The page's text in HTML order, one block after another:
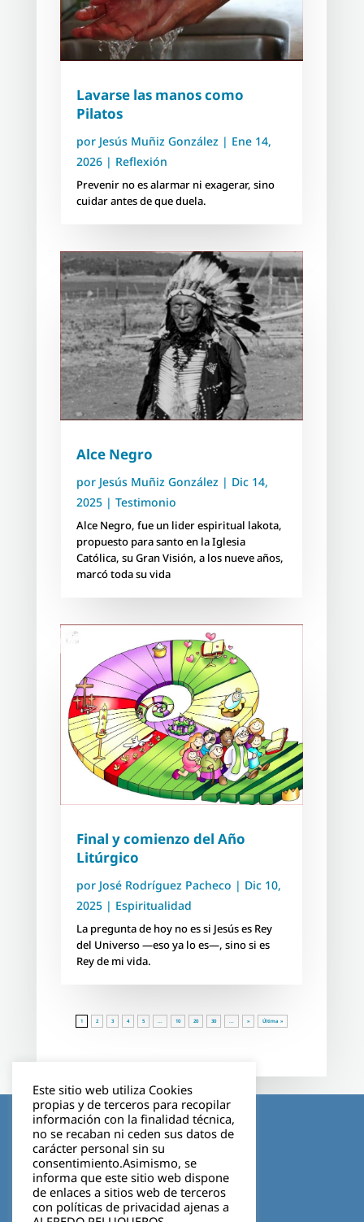
Lavarse las manos como
Pilatos
por Jesús Muñiz González| Ene 14,
2026| Reflexión
Prevenir no es alarmar ni exagerar, sino
cuidar antes de que duela.
Alce Negro
por Jesús Muñiz González | Dic 14,
2025| Testimonio
Alce Negro, fue un lider espiritual lakota,
propuesto para santo en la Iglesia
Católica, su Gran Visión, a los nueve años,
marcó toda su vida
Final y comienzo del Año
Litúrgico
por José Rodríguez Pacheco | Dic 10,
2025| Espiritualidad
La pregunta de hoy no es si Jesús es Rey
del Universo —eso ya lo es—, sino si es
Rey de mi vida.
1 2 3 4 5 ... 10 20 30 ... » Última »
Aviso legal
Política de privacidad
Cookies
Este sitio web utiliza Cookies
propias y de terceros para recopilar
información con la finalidad técnica,
no se recaban ni ceden sus datos de
carácter personal sin su
consentimiento.Asimismo, se
informa que este sitio web dispone
de enlaces a sitios web de terceros
con políticas de privacidad ajenas a